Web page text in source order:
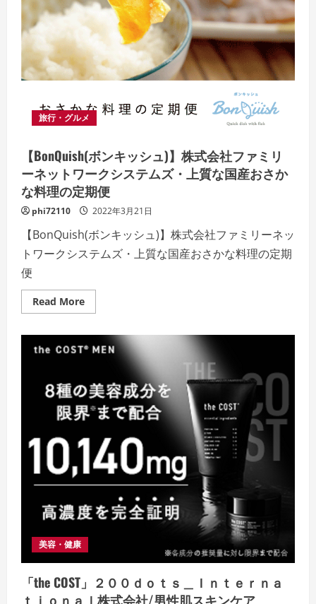
プ
ロ
ー
ヘ
ア
プ
ロ
ラ
ム
を
る！
旅行・グルメ
【BonQuish(ボンキッシュ)】株式会社ファミリ
ーネットワークシステムズ・上質な国産おさか
な料理の定期便
phi72110 2022年3月21日
【BonQuish(ボンキッシュ)】株式会社ファミリーネッ
トワークシステムズ・上質な国産おさかな料理の定期
便
Read MoreRead
more
キ
ュ)】
株
式
会
社
ァ
リ
ー
ネ
ッ
ワ
ー
シ
ム
ズ・
上
質
美容・健康
「the COST」２００ｄｏｔｓ＿Ｉｎｔｅｒｎａ
ｔｉｏｎａｌ株式会社/男性肌スキンケア